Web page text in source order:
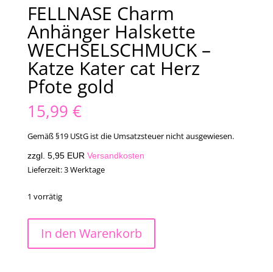
FELLNASE Charm
Anhänger Halskette
WECHSELSCHMUCK –
Katze Kater cat Herz
Pfote gold
15,99 €
Gemäß §19 UStG ist die Umsatzsteuer nicht ausgewiesen.
zzgl. 5,95 EUR Versandkosten
Lieferzeit:3 Werktage
1 vorrätig
Charm
Anhänger
In den Warenkorb